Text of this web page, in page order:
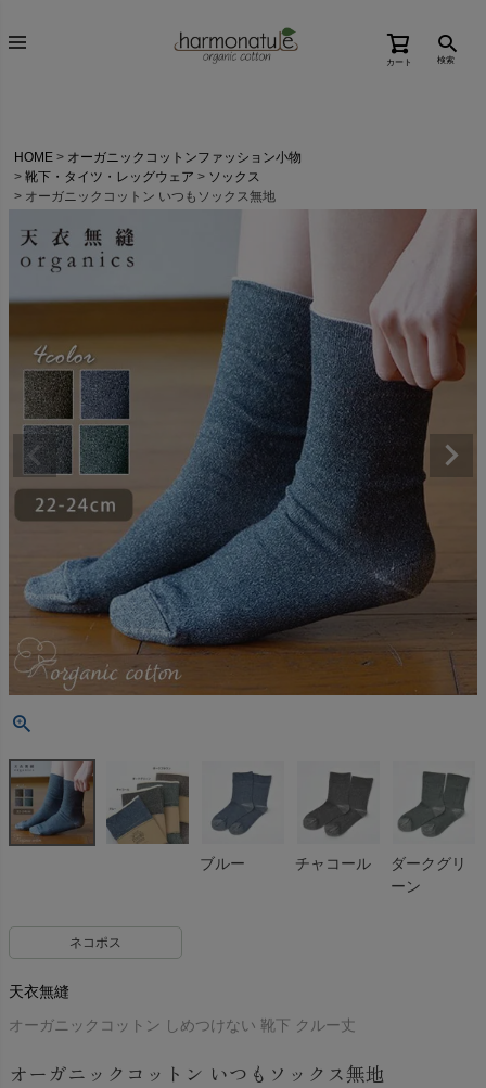
カート 検索
HOME
オーガニックコットンファッション小物
靴下・タイツ・レッグウェア
ソックス
オーガニックコットン いつもソックス無地
ブルー チャコール
ダークグリ
ーン
ネコポス
天衣無縫
オーガニックコットン しめつけない 靴下 クルー丈
オーガニックコットン いつもソックス無地